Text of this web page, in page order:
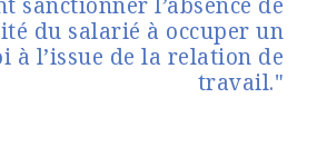
du salarié à occuper un
à l’issue de la relation de
travail."